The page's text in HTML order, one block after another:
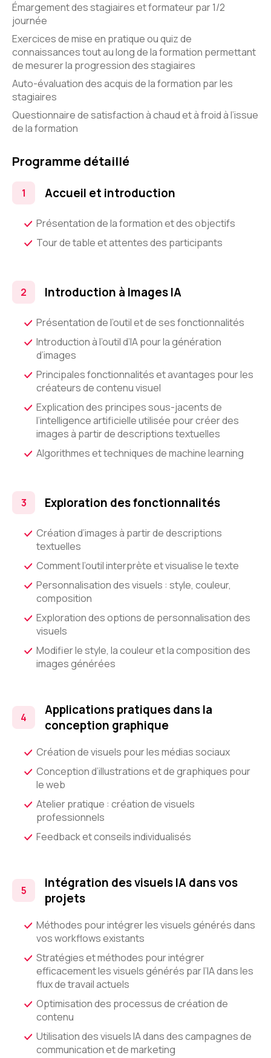
Émargement des stagiaires et formateur par 1/2
journée
Exercices de mise en pratique ou quiz de
connaissances tout au long de la formation permettant
de mesurer la progression des stagiaires
Auto-évaluation des acquis de la formation par les
stagiaires
Questionnaire de satisfaction à chaud et à froid à l’issue
de la formation
Programme détaillé
Accueil et introduction
Présentation de la formation et des objectifs
Tour de table et attentes des participants
Introduction à Images IA
Présentation de l’outil et de ses fonctionnalités
Introduction à l’outil d’IA pour la génération
d’images
Principales fonctionnalités et avantages pour les
créateurs de contenu visuel
Explication des principes sous-jacents de
l’intelligence artificielle utilisée pour créer des
images à partir de descriptions textuelles
Algorithmes et techniques de machine learning
Exploration des fonctionnalités
Création d’images à partir de descriptions
textuelles
Comment l’outil interprète et visualise le texte
Personnalisation des visuels : style, couleur,
composition
Exploration des options de personnalisation des
visuels
Modifier le style, la couleur et la composition des
images générées
Applications pratiques dans la
conception graphique
Création de visuels pour les médias sociaux
Conception d’illustrations et de graphiques pour
le web
Atelier pratique : création de visuels
professionnels
Feedback et conseils individualisés
Intégration des visuels IA dans vos
projets
Méthodes pour intégrer les visuels générés dans
vos workflows existants
Stratégies et méthodes pour intégrer
efficacement les visuels générés par l’IA dans les
flux de travail actuels
Optimisation des processus de création de
contenu
Utilisation des visuels IA dans des campagnes de
communication et de marketing